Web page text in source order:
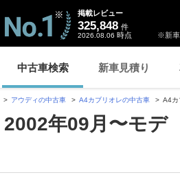
※新車
掲載レビュー
325,848 件
2026.08.06 時点
中古車検索 新車見積り
アウディの中古車 A4カブリオレの中古車 A4カ
年09月〜モデ